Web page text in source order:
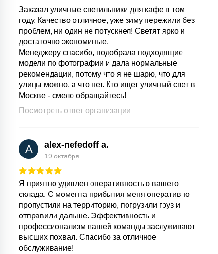
Заказал уличные светильники для кафе в том
году. Качество отличное, уже зиму пережили без
проблем, ни один не потускнел! Светят ярко и
достаточно экономиные.
Менеджеру спасибо, подобрала подходящие
модели по фотографии и дала нормальные
рекомендации, потому что я не шарю, что для
улицы можно, а что нет. Кто ищет уличный свет в
Москве - смело обращайтесь!
Посмотреть ответ организации
A alex-nefedoff a.
19 октября
Я приятно удивлен оперативностью вашего
склада. С момента прибытия меня оперативно
пропустили на территорию, погрузили груз и
отправили дальше. Эффективность и
профессионализм вашей команды заслуживают
высших похвал. Спасибо за отличное
обслуживание!